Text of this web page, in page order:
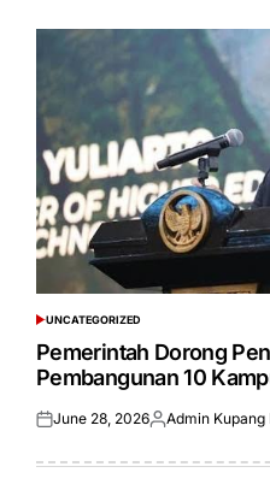
POSTED
IN
UNCATEGORIZED
Pemerintah Dorong
Pembangunan 10
Posted
June 28, 2026Posted
Admin Kupang